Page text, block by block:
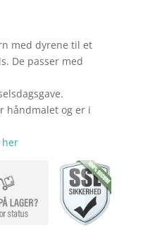
59,95.
10,00.
med dyrene til et
De passer med
håndmalet og er i